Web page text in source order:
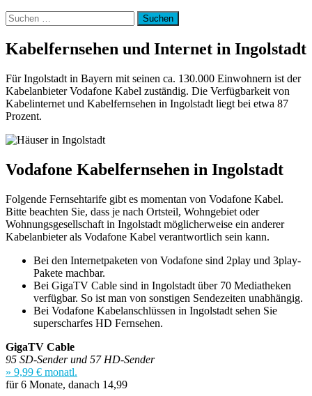
Suchen
nach:
Kabelfernsehen und Internet in Ingolstadt
Für Ingolstadt in Bayern mit seinen ca. 130.000 Einwohnern ist der
Kabelanbieter Vodafone Kabel zuständig. Die Verfügbarkeit von
Kabelinternet und Kabelfernsehen in Ingolstadt liegt bei etwa 87
Prozent.
Vodafone Kabelfernsehen in Ingolstadt
Folgende Fernsehtarife gibt es momentan von Vodafone Kabel.
Bitte beachten Sie, dass je nach Ortsteil, Wohngebiet oder
Wohnungsgesellschaft in Ingolstadt möglicherweise ein anderer
Kabelanbieter als Vodafone Kabel verantwortlich sein kann.
Bei den Internetpaketen von Vodafone sind 2play und 3play-
Pakete machbar.
Bei GigaTV Cable sind in Ingolstadt über 70 Mediatheken
verfügbar. So ist man von sonstigen Sendezeiten unabhängig.
Bei Vodafone Kabelanschlüssen in Ingolstadt sehen Sie
superscharfes HD Fernsehen.
GigaTV Cable
95 SD-Sender und 57 HD-Sender
» 9,99 € monatl.
für 6 Monate, danach 14,99